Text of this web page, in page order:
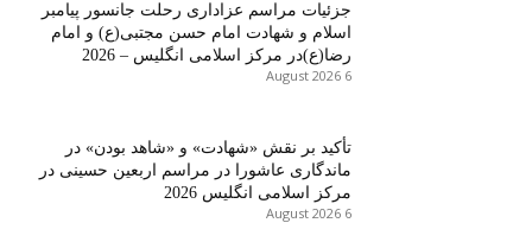
جزئیات مراسم عزاداری رحلت جانسور پیامبر
اسلام و شهادت امام حسن مجتبی(ع) و امام
رضا(ع)در مرکز اسلامی انگلیس – 2026
6 August 2026
تأکید بر نقش «شهادت» و «شاهد بودن» در
ماندگاری عاشورا در مراسم اربعین حسینی در
مرکز اسلامی انگلیس 2026
6 August 2026